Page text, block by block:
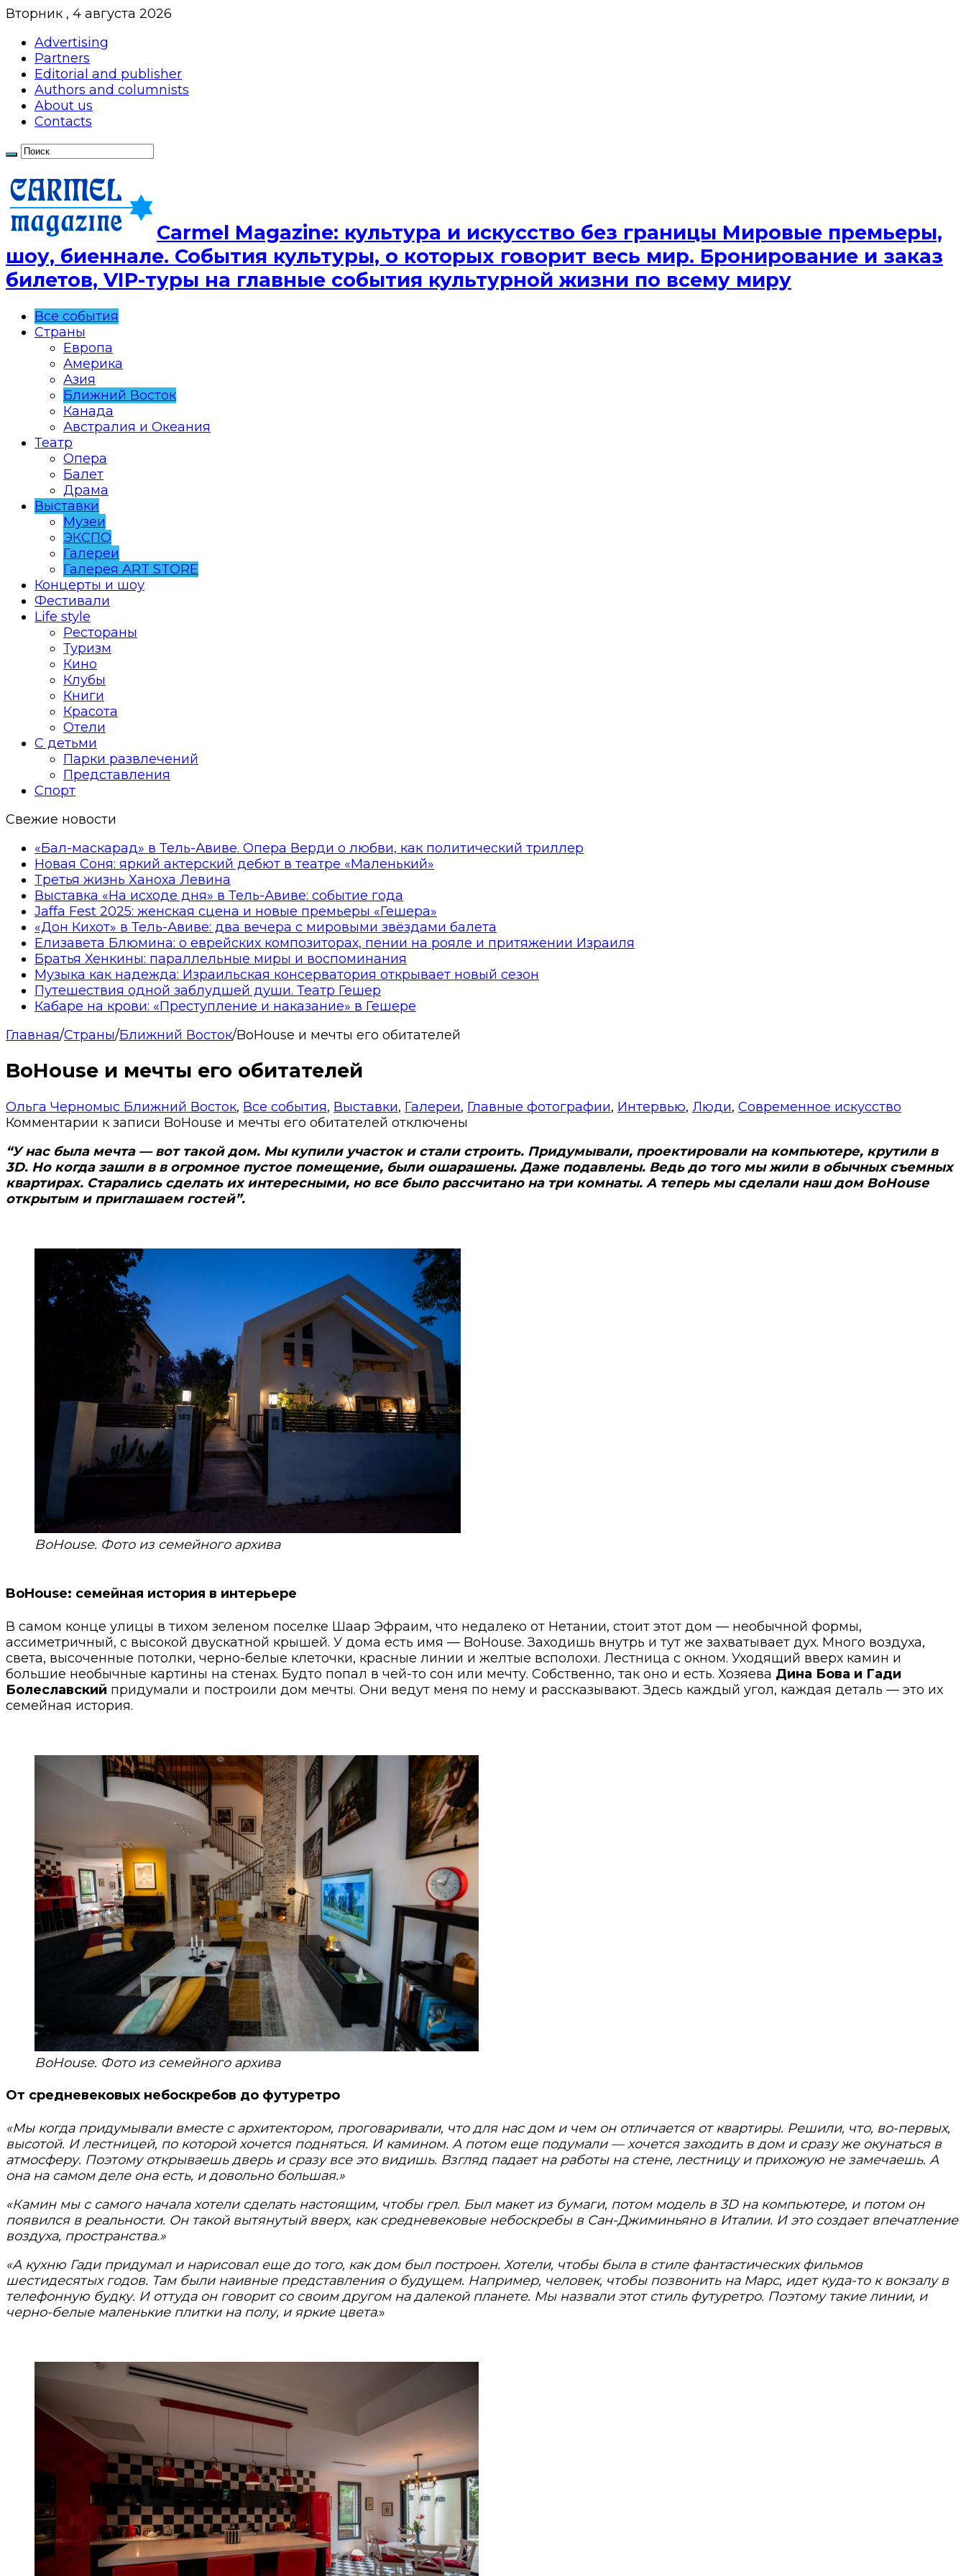
Вторник , 4 августа 2026
Advertising
Partners
Editorial and publisher
Authors and columnists
About us
Contacts
Сarmel Magazine: культура и искусство без границы Мировые премьеры,
шоу, биеннале. События культуры, о которых говорит весь мир. Бронирование и заказ
билетов, VIP-туры на главные события культурной жизни по всему миру
Все события
Страны
Европа
Америка
Азия
Ближний Восток
Канада
Австралия и Океания
Театр
Опера
Балет
Драма
Выставки
Музеи
ЭКСПО
Галереи
Галерея ART STORE
Концерты и шоу
Фестивали
Life style
Рестораны
Туризм
Кино
Клубы
Книги
Красота
Отели
С детьми
Парки развлечений
Представления
Спорт
Свежие новости
«Бал-маскарад» в Тель-Авиве. Опера Верди о любви, как политический триллер
Новая Соня: яркий актерский дебют в театре «Маленький»
Третья жизнь Ханоха Левина
Выставка «На исходе дня» в Тель-Авиве: событие года
Jaffa Fest 2025: женская сцена и новые премьеры «Гешера»
«Дон Кихот» в Тель-Авиве: два вечера с мировыми звёздами балета
Елизавета Блюмина: о еврейских композиторах, пении на рояле и притяжении Израиля
Братья Хенкины: параллельные миры и воспоминания
Музыка как надежда: Израильская консерватория открывает новый сезон
Путешествия одной заблудшей души. Театр Гешер
Кабаре на крови: «Преступление и наказание» в Гешере
Главная/Страны/Ближний Восток/BoHouse и мечты его обитателей
BoHouse и мечты его обитателей
Ольга Черномыс Ближний Восток, Все события, Выставки, Галереи, Главные фотографии, Интервью, Люди, Современное искусство
Комментарии к записи BoHouse и мечты его обитателей отключены
“У нас была мечта — вот такой дом. Мы купили участок и стали строить. Придумывали, проектировали на компьютере, крутили в
3D. Но когда зашли в в огромное пустое помещение, были ошарашены. Даже подавлены. Ведь до того мы жили в обычных съемных
квартирах. Старались сделать их интересными, но все было рассчитано на три комнаты. А теперь мы сделали наш дом BoHouse
открытым и приглашаем гостей”.
BoHouse. Фото из семейного архива
BoHouse: семейная история в интерьере
В самом конце улицы в тихом зеленом поселке Шаар Эфраим, что недалеко от Нетании, стоит этот дом — необычной формы,
ассиметричный, с высокой двускатной крышей. У дома есть имя — BoHouse. Заходишь внутрь и тут же захватывает дух. Много воздуха,
света, высоченные потолки, черно-белые клеточки, красные линии и желтые всполохи. Лестница с окном. Уходящий вверх камин и
большие необычные картины на стенах. Будто попал в чей-то сон или мечту. Собственно, так оно и есть. Хозяева Дина Бова и Гади
Болеславский придумали и построили дом мечты. Они ведут меня по нему и рассказывают. Здесь каждый угол, каждая деталь — это их
семейная история.
BoHouse. Фото из семейного архива
От средневековых небоскребов до футуретро
«Мы когда придумывали вместе с архитектором, проговаривали, что для нас дом и чем он отличается от квартиры. Решили, что, во-первых,
высотой. И лестницей, по которой хочется подняться. И камином. А потом еще подумали — хочется заходить в дом и сразу же окунаться в
атмосферу. Поэтому открываешь дверь и сразу все это видишь. Взгляд падает на работы на стене, лестницу и прихожую не замечаешь. А
она на самом деле она есть, и довольно большая.»
«Камин мы с самого начала хотели сделать настоящим, чтобы грел. Был макет из бумаги, потом модель в 3D на компьютере, и потом он
появился в реальности. Он такой вытянутый вверх, как средневековые небоскребы в Сан-Джиминьяно в Италии. И это создает впечатление
воздуха, пространства.»
«А кухню Гади придумал и нарисовал еще до того, как дом был построен. Хотели, чтобы была в стиле фантастических фильмов
шестидесятых годов. Там были наивные представления о будущем. Например, человек, чтобы позвонить на Марс, идет куда-то к вокзалу в
телефонную будку. И оттуда он говорит со своим другом на далекой планете. Мы назвали этот стиль футуретро. Поэтому такие линии, и
черно-белые маленькие плитки на полу, и яркие цвета.»